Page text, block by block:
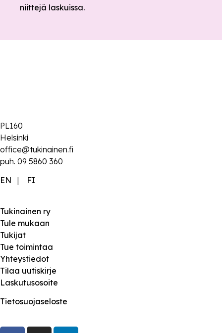
niittejä laskuissa.
PL160
Helsinki
office@tukinainen.fi
puh. 09 5860 360
EN | FI
Tukinainen ry
Tule mukaan
Tukijat
Tue toimintaa
Yhteystiedot
Tilaa uutiskirje
Laskutusosoite
Tietosuojaseloste